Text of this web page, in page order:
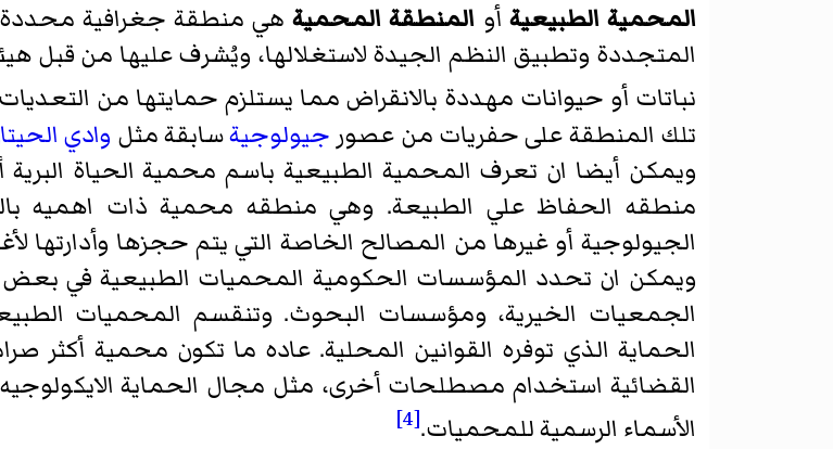
المحمية الطبيعية أو المنطقة المحميةهي منطقة جغرافية محددة
المتجددة وتطبيق النظم الجيدة لاستغلالها، ويُشرف عليها من قبل
نباتات أو حيوانات مهددة بالانقراض مما يستلزم حمايتها من
تلك المنطقة على حفريات من عصور جيولوجيةسابقة مثل وادي
ويمكن أيضا ان تعرف المحمية الطبيعية باسم محمية الحياة
منطقه الحفاظ علي الطبيعة. وهي منطقه محمية ذات اهميه
الجيولوجية أو غيرها من المصالح الخاصة التي يتم حجزها وأدارتها
ويمكن ان تحدد المؤسسات الحكومية المحميات الطبيعية في بعض
الجمعيات الخيرية، ومؤسسات البحوث. وتنقسم المحميات
الحماية الذي توفره القوانين المحلية. عاده ما تكون محمية أكثر
القضائية استخدام مصطلحات أخرى، مثل مجال الحماية
الأسماء الرسمية للمحميات.[4]